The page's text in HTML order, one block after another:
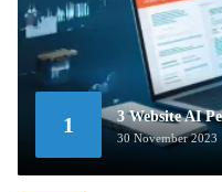
1 3 Website AI
30 November 2023